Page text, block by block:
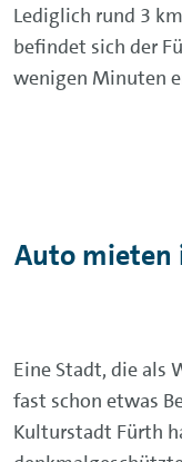
Lediglich rund 3
befindet sich der
wenigen Minuten
Auto mieten
Eine Stadt, die als
fast schon etwas
Kulturstadt Fürth